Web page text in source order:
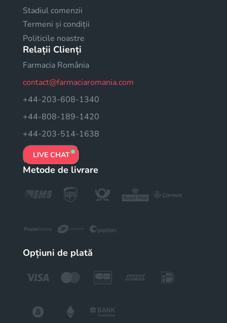
Stadiul comenzii
Termeni și condiții
Politicile noastre
Relații Clienți
Farmacia România
contact@farmaciaromania.com
+44-203-608-1340
+44-808-189-1420
+44-203-514-1638
LIVE CHAT
Metode de livrare
Opțiuni de plată